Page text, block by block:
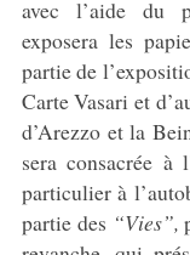
avec l’aide du
exposera les
partie de
Carte Vasari et
d’Arezzo et la
sera consacrée
particulier à
partie des “Vies”,